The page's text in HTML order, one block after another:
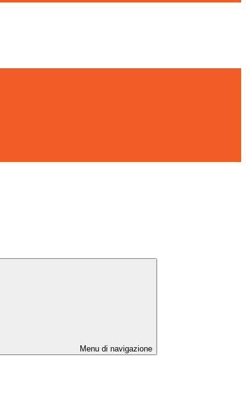
Menu di navigazione